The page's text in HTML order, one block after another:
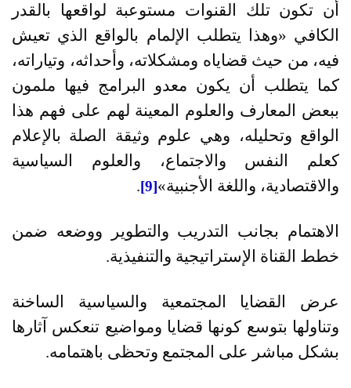
أن تكون تلك القنوات مستوعبة لواقعها بالقدر
الكافي «وهذا يتطلب الإلمام بالواقع الذي تعيش
فيه، من حيث قضاياه ومشكلاته، وأحداثه، وتياراته،
كما يتطلب أن يكون معدو البرامج فيها ملمون
ببعض المعارف والعلوم المعينة لهم على فهم هذا
الواقع وتحليله، وهي علوم وثيقة الصلة بالإعلام
كعلم النفس والاجتماع، والعلوم السياسية
والاقتصادية، واللغة الأجنبية»[9]
.
الاهتمام بجانب التدريب والتطوير ووضعه ضمن
خطط القناة الإستراتيجية والتنفيذية.
عرض القضايا المجتمعية والسياسية الساخنة
وتناولها بتوسع كونها قضايا ومواضيع تنعكس آثارها
بشكل مباشر على المجتمع وتحظى باهتمامه.